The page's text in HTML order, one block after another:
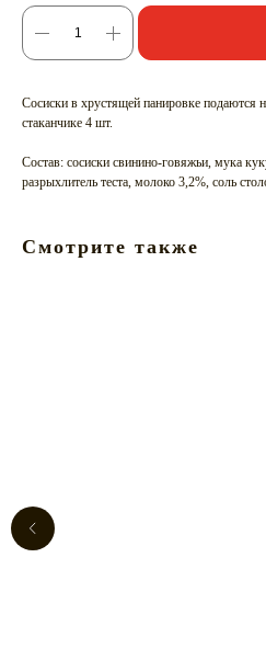
Сосиски в хрустящей панировке подаются
стаканчике 4 шт.
Состав: сосиски свинино-говяжьи, мука
разрыхлитель теста, молоко 3,2%, соль
Смотрите также